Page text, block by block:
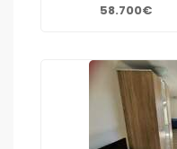
58.700€